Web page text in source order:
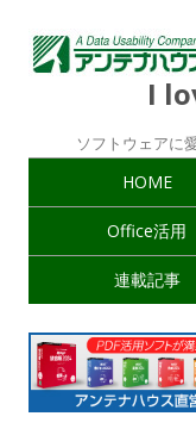
I
ソフトウェアに
HOME
Office活用
連載記事